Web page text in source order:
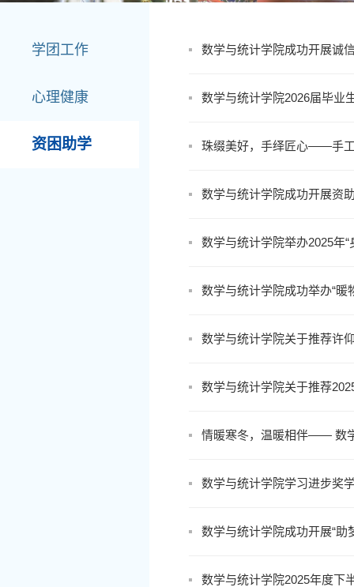
学团工作
心理健康
资困助学
数学与统计学院成功开展诚
数学与统计学院2026届毕业
珠缀美好，手绎匠心——手
数学与统计学院成功开展资
数学与统计学院举办2025年
数学与统计学院成功举办“暖
数学与统计学院关于推荐许
数学与统计学院关于推荐
情暖寒冬，温暖相伴—— 数
数学与统计学院学习进步奖
数学与统计学院成功开展“助
数学与统计学院2025年度下